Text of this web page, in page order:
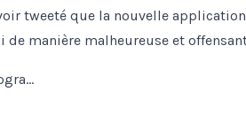
tweeté que la nouvelle
de manière malheureuse et